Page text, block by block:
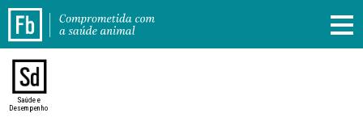
Saúde e
Desempenho